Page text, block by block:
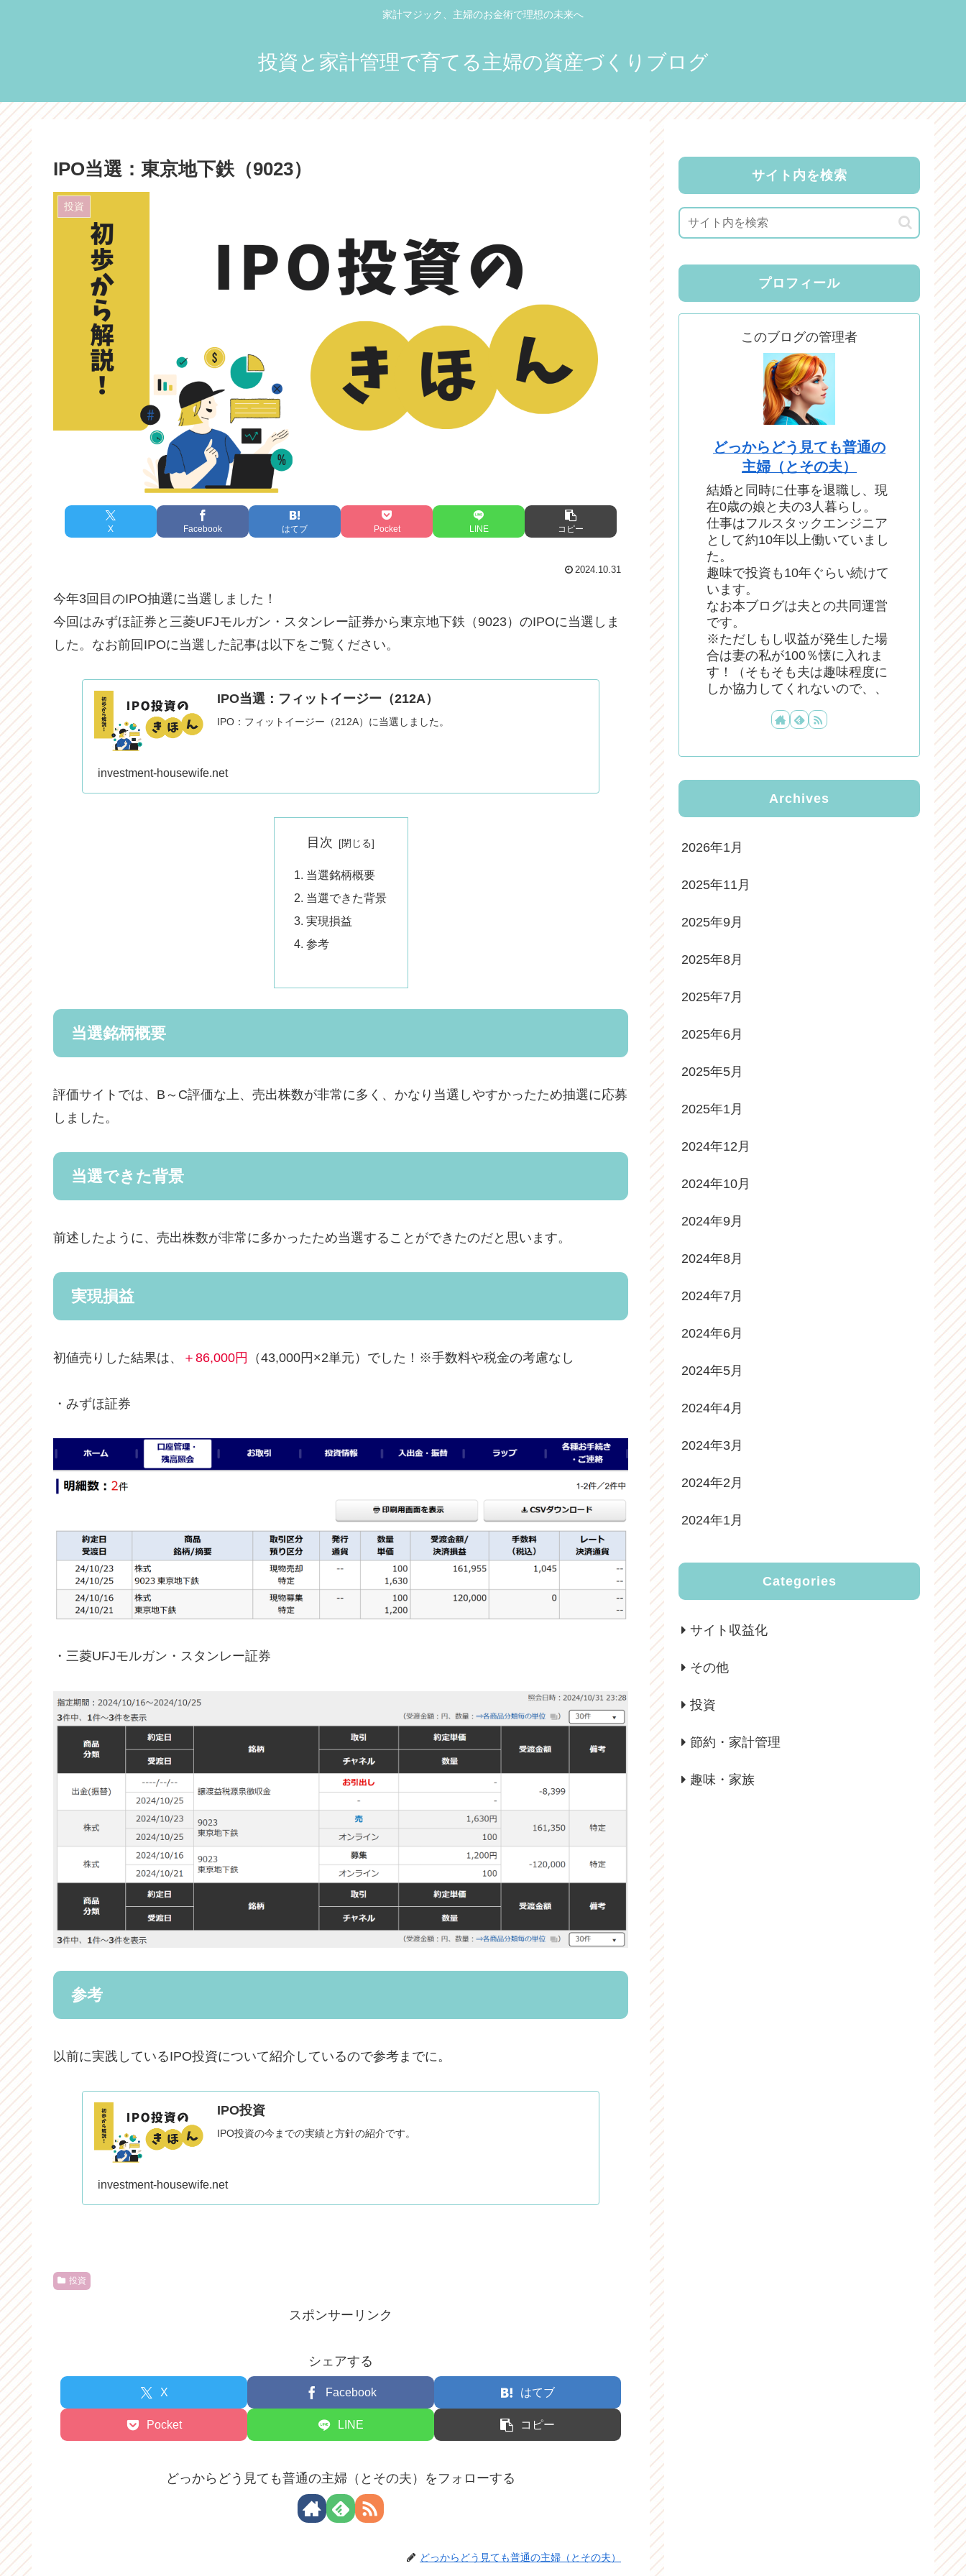
家計マジック、主婦のお金術で理想の未来へ
投資と家計管理で育てる主婦の資産づくりブログ
IPO当選：東京地下鉄（9023）
投資
X Facebook はてブ Pocket LINE コピー
2024.10.31
今年3回目のIPO抽選に当選しました！
今回はみずほ証券と三菱UFJモルガン・スタンレー証券から東京地下鉄（9023）のIPOに当選しま
した。なお前回IPOに当選した記事は以下をご覧ください。
IPO当選：フィットイージー（212A）
IPO：フィットイージー（212A）に当選しました。
investment-housewife.net
目次
当選銘柄概要
当選できた背景
実現損益
参考
当選銘柄概要
評価サイトでは、B～C評価な上、売出株数が非常に多く、かなり当選しやすかったため抽選に応募
しました。
当選できた背景
前述したように、売出株数が非常に多かったため当選することができたのだと思います。
実現損益
初値売りした結果は、 ＋86,000円 （43,000円×2単元）でした！※手数料や税金の考慮なし
・みずほ証券
・三菱UFJモルガン・スタンレー証券
参考
以前に実践しているIPO投資について紹介しているので参考までに。
IPO投資
IPO投資の今までの実績と方針の紹介です。
investment-housewife.net
投資
スポンサーリンク
シェアする
X Facebook はてブ
Pocket LINE コピー
どっからどう見ても普通の主婦（とその夫）をフォローする
どっからどう見ても普通の主婦（とその夫）
サイト内を検索
プロフィール
このブログの管理者
どっからどう見ても普通の
主婦（とその夫）
結婚と同時に仕事を退職し、現
在0歳の娘と夫の3人暮らし。
仕事はフルスタックエンジニア
として約10年以上働いていまし
た。
趣味で投資も10年ぐらい続けて
います。
なお本ブログは夫との共同運営
です。
※ただしもし収益が発生した場
合は妻の私が100％懐に入れま
す！（そもそも夫は趣味程度に
しか協力してくれないので、、
Archives
2026年1月
2025年11月
2025年9月
2025年8月
2025年7月
2025年6月
2025年5月
2025年1月
2024年12月
2024年10月
2024年9月
2024年8月
2024年7月
2024年6月
2024年5月
2024年4月
2024年3月
2024年2月
2024年1月
Categories
サイト収益化
その他
投資
節約・家計管理
趣味・家族